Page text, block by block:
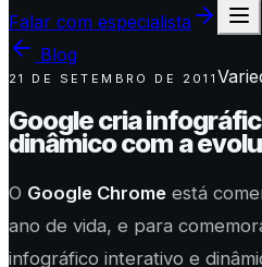
Falar com especialista
Blog
21 DE SETEMBRO DE 2011
Google cria
dinâmico com a
O Google Chrome está
ano de vida, e para
infográfico interativo e